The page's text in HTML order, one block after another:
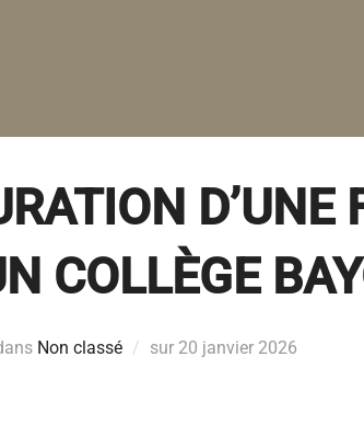
D’UNE
COLLÈGE
Non classé sur Publié
20 janvier 2026